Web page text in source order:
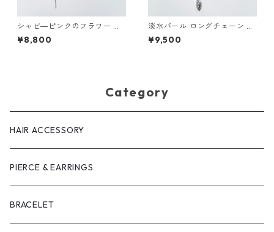
シャビ―ピンクのフラワー ピ
アス
¥8,800
淡水パール ロングチェーン ピ
アス
¥9,500
Category
HAIR ACCESSORY
PIERCE & EARRINGS
BRACELET